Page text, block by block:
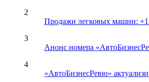
2
Продажи легковых машин:
3
Анонс номера
4
«АвтоБизнесРевю»